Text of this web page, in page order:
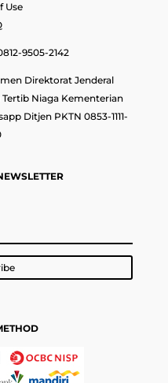
Use
9505-2142
Direktorat Jenderal
Niaga Kementerian
Ditjen PKTN 0853-1111-